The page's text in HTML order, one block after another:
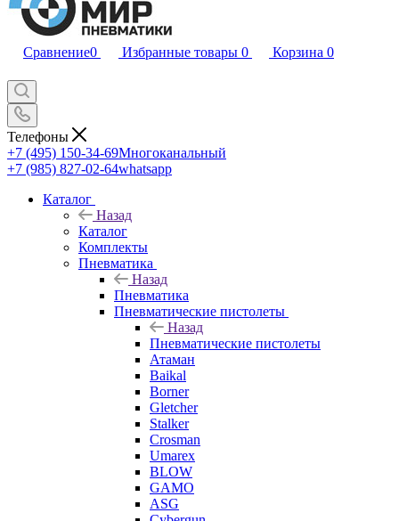
Сравнение0 Избранные товары 0 Корзина 0
Телефоны
+7 (495) 150-34-69Многоканальный
+7 (985) 827-02-64whatsapp
Каталог
Назад
Каталог
Комплекты
Пневматика
Назад
Пневматика
Пневматические пистолеты
Назад
Пневматические пистолеты
Атаман
Baikal
Borner
Gletcher
Stalker
Crosman
Umarex
BLOW
GAMO
ASG